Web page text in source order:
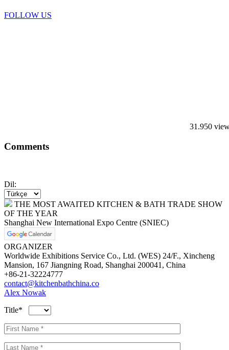
FOLLOW US
31.950
Comments
Dil:
THE MOST AWAITED KITCHEN & BATH TRADE SHOW
OF THE YEAR
Shanghai New International Expo Centre (SNIEC)
ORGANIZER
Worldwide Exhibitions Service Co., Ltd. (WES) 24/F., Xincheng
Mansion, 167 Jiangning Road, Shanghai 200041, China
+86-21-32224777
contact@kitchenbathchina.co
Alex Nowak
Title*